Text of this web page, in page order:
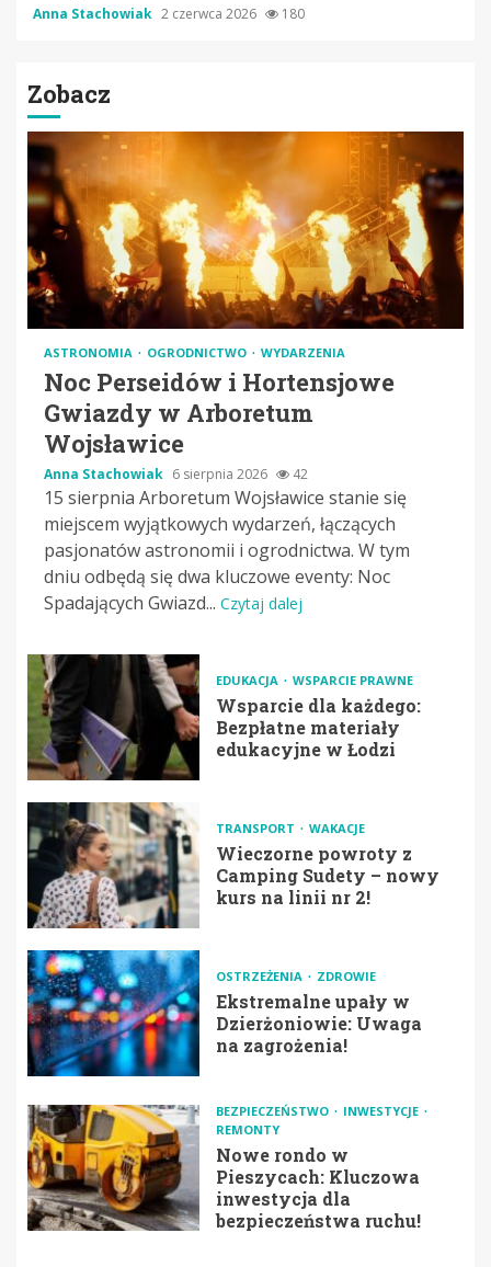
Anna Stachowiak 2 czerwca 2026 180
Zobacz
ASTRONOMIA OGRODNICTWO WYDARZENIA
Noc Perseidów i Hortensjowe
Gwiazdy w Arboretum
Wojsławice
Anna Stachowiak 6 sierpnia 2026 42
15 sierpnia Arboretum Wojsławice stanie się
miejscem wyjątkowych wydarzeń, łączących
pasjonatów astronomii i ogrodnictwa. W tym
dniu odbędą się dwa kluczowe eventy: Noc
Spadających Gwiazd... Czytaj dalej
EDUKACJA WSPARCIE PRAWNE
Wsparcie dla każdego:
Bezpłatne materiały
edukacyjne w Łodzi
TRANSPORT WAKACJE
Wieczorne powroty z
Camping Sudety – nowy
kurs na linii nr 2!
OSTRZEŻENIA ZDROWIE
Ekstremalne upały w
Dzierżoniowie: Uwaga
na zagrożenia!
BEZPIECZEŃSTWO
INWESTYCJE
REMONTY
Nowe rondo w
Pieszycach: Kluczowa
inwestycja dla
bezpieczeństwa ruchu!